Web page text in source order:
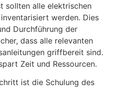
sollten alle elektrischen
werden. Dies
Durchführung der
dass alle relevanten
griffbereit sind.
Zeit und Ressourcen.
ist die Schulung des